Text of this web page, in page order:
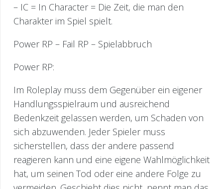
– IC = In Character = Die Zeit, die man den
Charakter im Spiel spielt.
Power RP – Fail RP – Spielabbruch
Power RP:
Im Roleplay muss dem Gegenüber ein eigener
Handlungsspielraum und ausreichend
Bedenkzeit gelassen werden, um Schaden von
sich abzuwenden. Jeder Spieler muss
sicherstellen, dass der andere passend
reagieren kann und eine eigene Wahlmöglichkeit
hat, um seinen Tod oder eine andere Folge zu